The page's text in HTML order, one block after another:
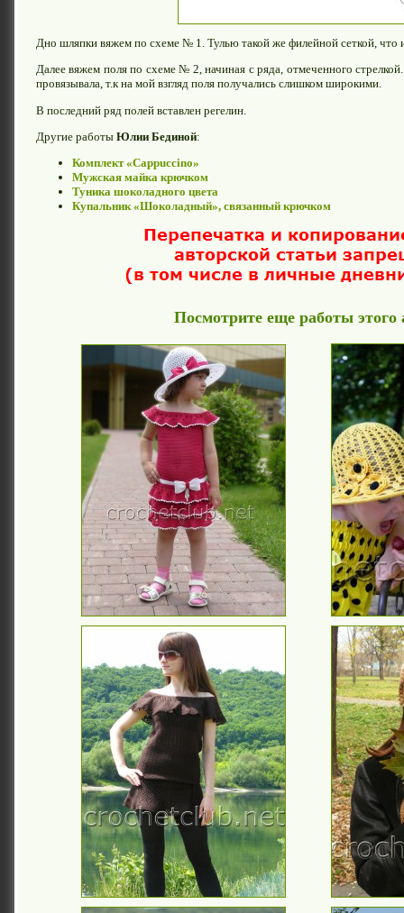
Дно шляпки вяжем по схеме № 1. Тулью такой же филейной сеткой, что
Далее вяжем поля по схеме № 2, начиная с ряда, отмеченного
провязывала, т.к на мой взгляд поля получались слишком широкими.
В последний ряд полей вставлен регелин.
Другие работы Юлии Бединой:
Комплект «Cappuccino»
Мужская майка крючком
Туника шоколадного цвета
Купальник «Шоколадный», связанный крючком
Посмотрите еще работы этого